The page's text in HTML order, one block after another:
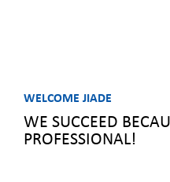
WELCOME JIADE
WE SUCCEED
PROFESSIONAL!